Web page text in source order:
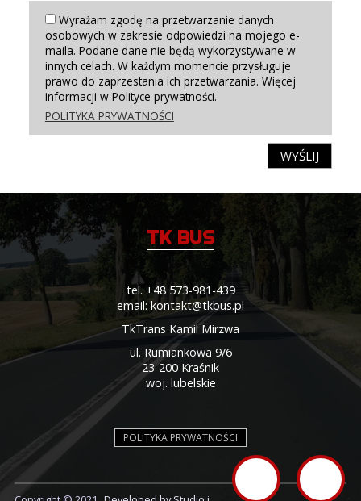
Wyrażam zgodę na przetwarzanie danych
osobowych w zakresie odpowiedzi na mojego e-
maila. Podane dane nie będą wykorzystywane w
innych celach. W każdym momencie przysługuje
prawo do zaprzestania ich przetwarzania. Więcej
informacji w Polityce prywatności.
POLITYKA PRYWATNOŚCI
WYŚLIJ
TK BUS
tel. +48 573-981-439
email: kontakt@tkbus.pl
TkTrans Kamil Mirzwa
ul. Rumiankowa 9/6
23-200 Kraśnik
woj. lubelskie
POLITYKA PRYWATNOŚCI